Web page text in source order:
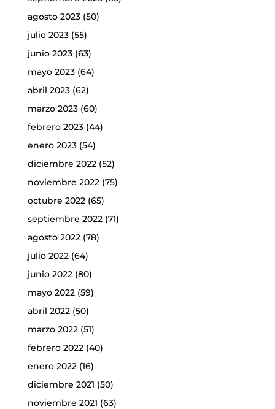
agosto 2023(50)
julio 2023(55)
junio 2023(63)
mayo 2023(64)
abril 2023(62)
marzo 2023(60)
febrero 2023(44)
enero 2023(54)
diciembre 2022(52)
noviembre 2022(75)
octubre 2022(65)
septiembre 2022(71)
agosto 2022(78)
julio 2022(64)
junio 2022(80)
mayo 2022(59)
abril 2022(50)
marzo 2022(51)
febrero 2022(40)
enero 2022(16)
diciembre 2021 (50)
noviembre 2021 (63)